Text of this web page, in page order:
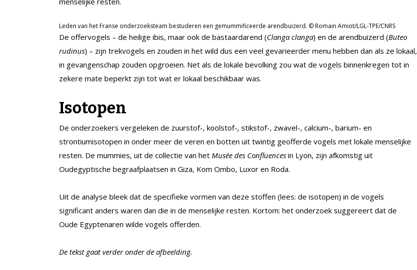
Leden van het Franse onderzoeksteam bestuderen een gemummificeerde arendbuizerd. © Romain Amiot/LGL-TPE/CNRS
De offervogels – de heilige ibis, maar ook de bastaardarend (Clanga clanga) en de arendbuizerd (Buteo
rudinus) – zijn trekvogels en zouden in het wild dus een veel gevarieerder menu hebben dan als ze lokaal,
in gevangenschap zouden opgroeien. Net als de lokale bevolking zou wat de vogels binnenkregen tot in
zekere mate beperkt zijn tot wat er lokaal beschikbaar was.
Isotopen
De onderzoekers vergeleken de zuurstof-, koolstof-, stikstof-, zwavel-, calcium-, barium- en
strontiumisotopen in onder meer de veren en botten uit twintig geofferde vogels met lokale menselijke
resten. De mummies, uit de collectie van het Musée des Confluences in Lyon, zijn afkomstig uit
Oudegyptische begraafplaatsen in Giza, Kom Ombo, Luxor en Roda.
Uit de analyse bleek dat de specifieke vormen van deze stoffen (lees: de isotopen) in de vogels
significant anders waren dan die in de menselijke resten. Kortom: het onderzoek suggereert dat de
Oude Egyptenaren wilde vogels offerden.
De tekst gaat verder onder de afbeelding.